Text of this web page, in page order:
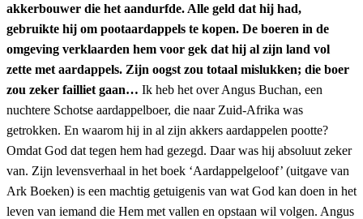
akkerbouwer die het aandurfde. Alle geld dat hij had,
gebruikte hij om pootaardappels te kopen. De boeren in de
omgeving verklaarden hem voor gek dat hij al zijn land vol
zette met aardappels. Zijn oogst zou totaal mislukken; die boer
zou zeker failliet gaan… Ik heb het over Angus Buchan, een
nuchtere Schotse aardappelboer, die naar Zuid-Afrika was
getrokken. En waarom hij in al zijn akkers aardappelen pootte?
Omdat God dat tegen hem had gezegd. Daar was hij absoluut zeker
van. Zijn levensverhaal in het boek ‘Aardappelgeloof’ (uitgave van
Ark Boeken) is een machtig getuigenis van wat God kan doen in het
leven van iemand die Hem met vallen en opstaan wil volgen. Angus